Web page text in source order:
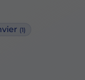
(1)